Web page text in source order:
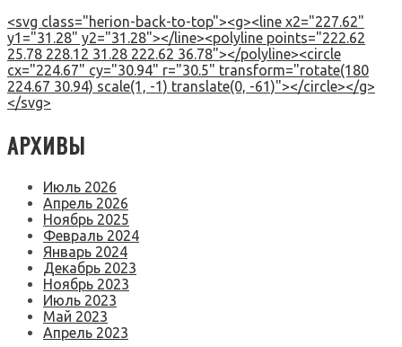
<svg class="herion-back-to-top"><g><line x2="227.62"
y1="31.28" y2="31.28"></line><polyline points="222.62
25.78 228.12 31.28 222.62 36.78"></polyline><circle
cx="224.67" cy="30.94" r="30.5" transform="rotate(180
224.67 30.94) scale(1, -1) translate(0, -61)"></circle></g>
</svg>
АРХИВЫ
Июль 2026
Апрель 2026
Ноябрь 2025
Февраль 2024
Январь 2024
Декабрь 2023
Ноябрь 2023
Июль 2023
Май 2023
Апрель 2023